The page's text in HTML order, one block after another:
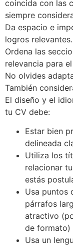
coincida con las
siempre
Da espacio e
logros relevantes.
Ordena las
relevancia para
No olvides
También
El diseño y el
tu CV debe:
Estar bien
delineada
Utiliza los
relacionar
estás
Usa puntos
párrafos
atractivo
de formato)
Usa un